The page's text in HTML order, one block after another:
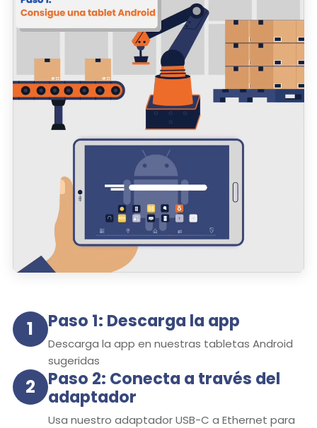
1 Paso 1: Descarga la app
Descarga la app en nuestras tabletas Android
sugeridas
2 Paso 2: Conecta a través del
adaptador
Usa nuestro adaptador USB-C a Ethernet para